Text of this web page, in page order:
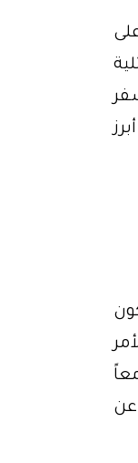
عن